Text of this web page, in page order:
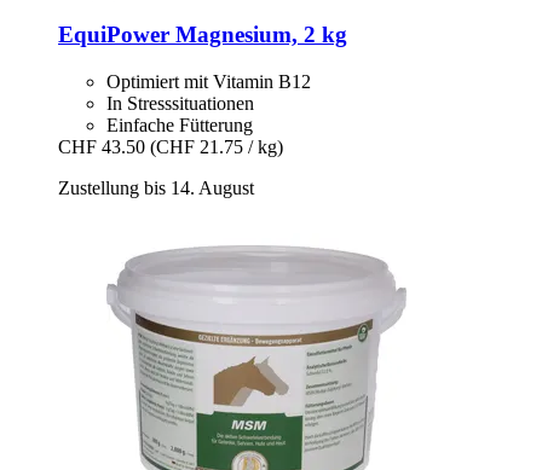
EquiPower Magnesium, 2 kg
Optimiert mit Vitamin B12
In Stresssituationen
Einfache Fütterung
CHF 43.50 (CHF 21.75 / kg)
Zustellung bis 14. August